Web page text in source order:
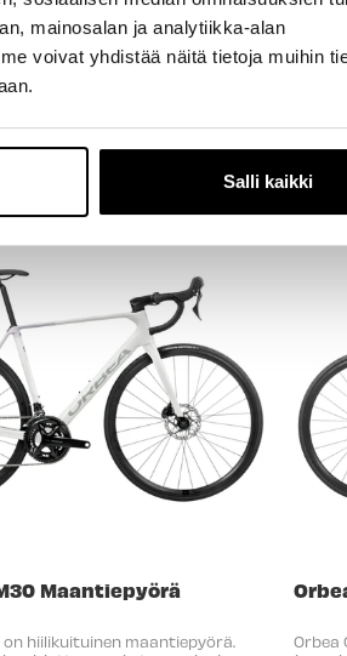
mainosalan ja analytiikka-alan
voivat yhdistää näitä tietoja muihin
Salli kaikki
Maantiepyörä
hiilikuituinen maantiepyörä.
Orbea